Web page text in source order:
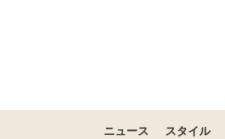
ニュース スタイル